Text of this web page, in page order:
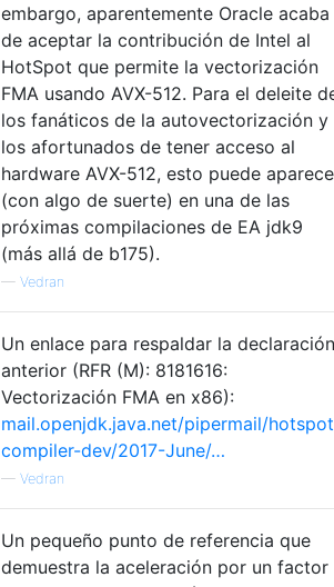
embargo, aparentemente Oracle acaba
de aceptar la contribución de Intel al
HotSpot que permite la vectorización
FMA usando AVX-512. Para el deleite
los fanáticos de la autovectorización y
los afortunados de tener acceso al
hardware AVX-512, esto puede
(con algo de suerte) en una de las
próximas compilaciones de EA jdk9
(más allá de b175).
— Vedran
Un enlace para respaldar la declaración
anterior (RFR (M): 8181616:
Vectorización FMA en x86):
mail.openjdk.java.net/pipermail/
compiler-dev/2017-June/…
— Vedran
Un pequeño punto de referencia que
demuestra la aceleración por un factor